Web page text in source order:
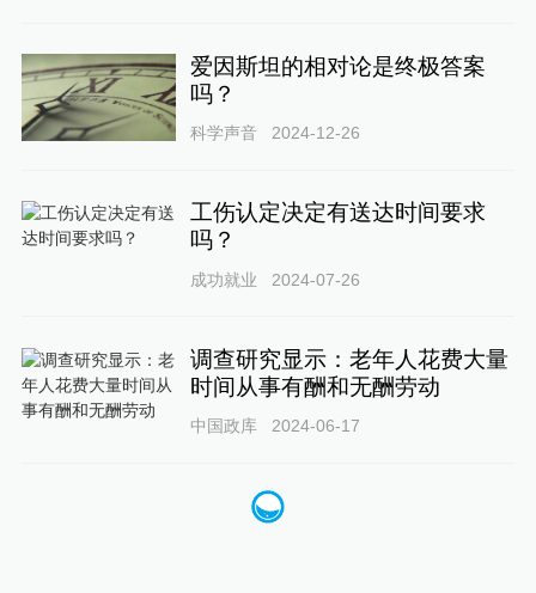
爱因斯坦的相对论是终极答案
吗？
科学声音 2024-12-26
工伤认定决定有送达时间要求
吗？
成功就业 2024-07-26
调查研究显示：老年人花费大量
时间从事有酬和无酬劳动
中国政库 2024-06-17